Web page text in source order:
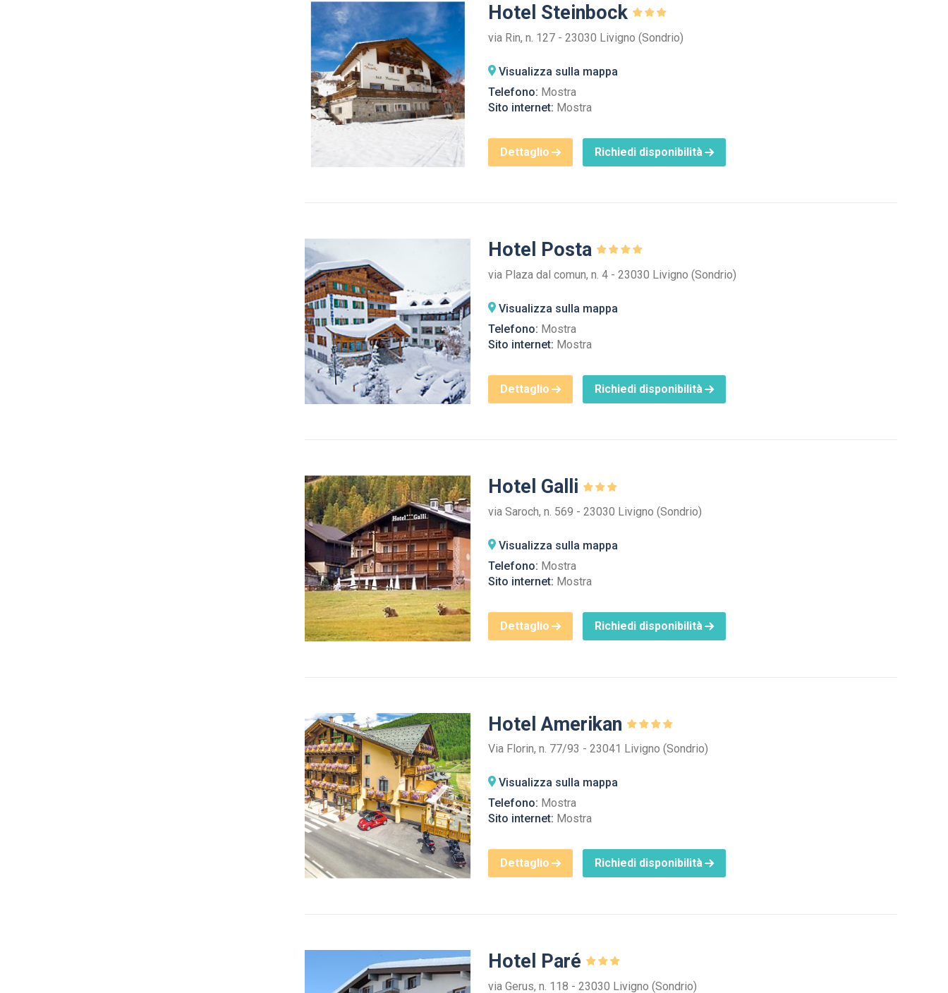
Hotel Steinbock
via Rin, n. 127 - 23030 Livigno (Sondrio)
Visualizza sulla mappa
Telefono: Mostra
Sito internet: Mostra
Dettaglio Richiedi disponibilità
Hotel Posta
via Plaza dal comun, n. 4 - 23030 Livigno (Sondrio)
Visualizza sulla mappa
Telefono: Mostra
Sito internet: Mostra
Dettaglio Richiedi disponibilità
Hotel Galli
via Saroch, n. 569 - 23030 Livigno (Sondrio)
Visualizza sulla mappa
Telefono: Mostra
Sito internet: Mostra
Dettaglio Richiedi disponibilità
Hotel Amerikan
Via Florin, n. 77/93 - 23041 Livigno (Sondrio)
Visualizza sulla mappa
Telefono: Mostra
Sito internet: Mostra
Dettaglio Richiedi disponibilità
Hotel Paré
via Gerus, n. 118 - 23030 Livigno (Sondrio)